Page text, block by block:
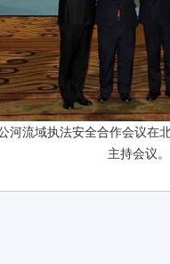
河流域执法安全合作会议在
主持会议。